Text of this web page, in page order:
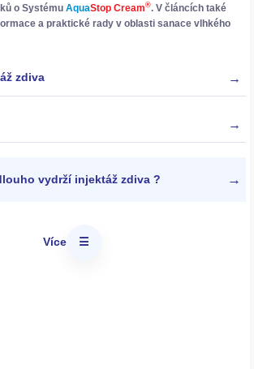
o Systému AquaStop Cream®. V článcích také
a praktické rady v oblasti sanace vlhkého
zdiva →
→
vydrží injektáž zdiva ? →
Více ☰